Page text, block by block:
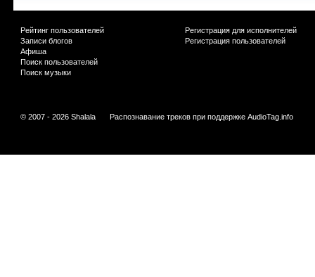
Рейтинг пользователей
Записи блогов
Афиша
Поиск пользователей
Поиск музыки
Регистрация для исполнителей
Регистрация пользователей
© 2007 - 2026 Shalala Распознавание треков при поддержке AudioTag.info